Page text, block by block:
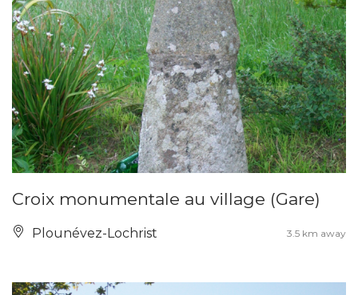
Croix monumentale au village (Gare)
Plounévez-Lochrist 3.5 km away